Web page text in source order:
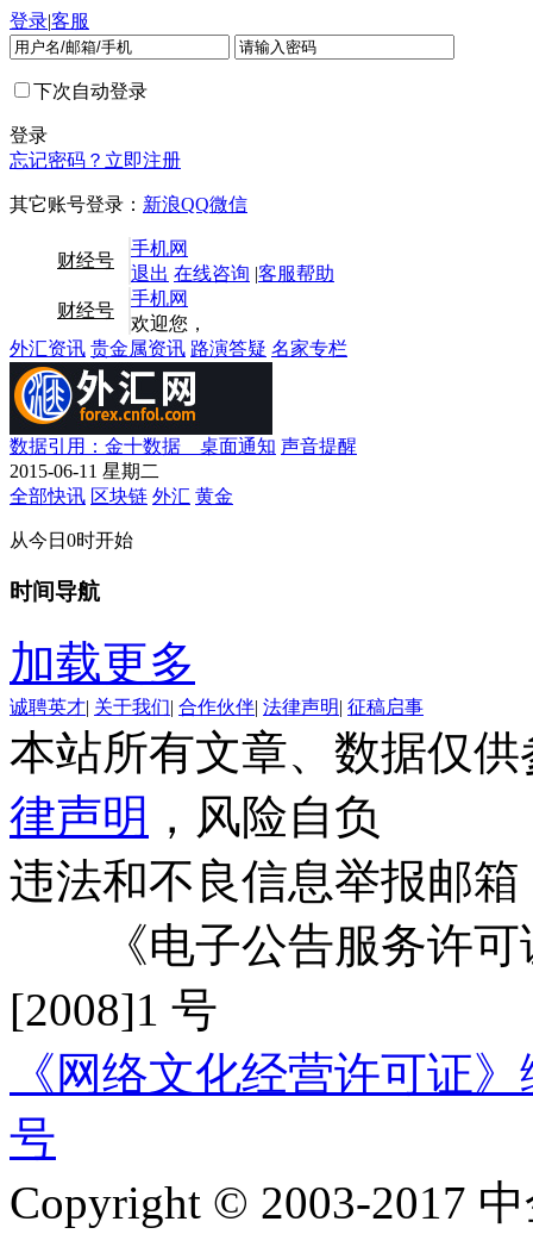
登录|客服
下次自动登录
登录
忘记密码？ 立即注册
其它账号登录： 新浪QQ微信
手机网
财经号
退出 在线咨询 |客服帮助
手机网
财经号
欢迎您，
外汇资讯 贵金属资讯 路演答疑 名家专栏
数据引用：金十数据 桌面通知 声音提醒
2015-06-11 星期二
全部快讯 区块链 外汇 黄金
从今日0时开始
时间导航
加载更多
诚聘英才| 关于我们| 合作伙伴| 法律声明| 征稿启事
本站所有文章、数据仅
律声明 ，风险自负
违法和不良信息举报邮箱
《电子公告服务许可
[2008]1 号
《网络文化经营许可证
号
Copyright © 2003-2017